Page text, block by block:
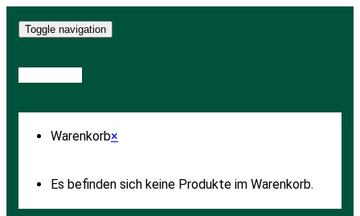
Toggle navigation
Warenkorb×
Es befinden sich keine Produkte im Warenkorb.